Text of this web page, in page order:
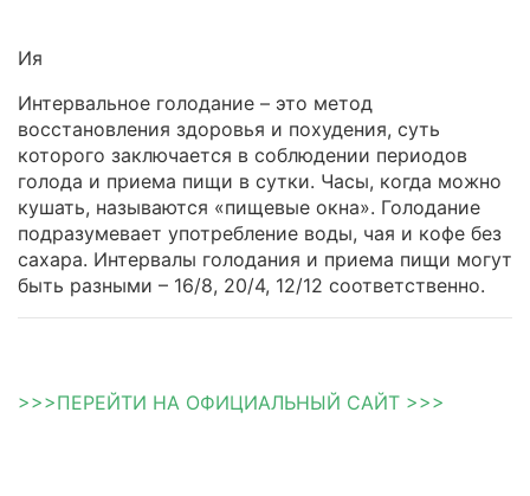
Ия
Интервальное голодание – это метод
восстановления здоровья и похудения, суть
которого заключается в соблюдении периодов
голода и приема пищи в сутки. Часы, когда можно
кушать, называются «пищевые окна». Голодание
подразумевает употребление воды, чая и кофе без
сахара. Интервалы голодания и приема пищи могут
быть разными – 16/8, 20/4, 12/12 соответственно.
>>>ПЕРЕЙТИ НА ОФИЦИАЛЬНЫЙ САЙТ >>>